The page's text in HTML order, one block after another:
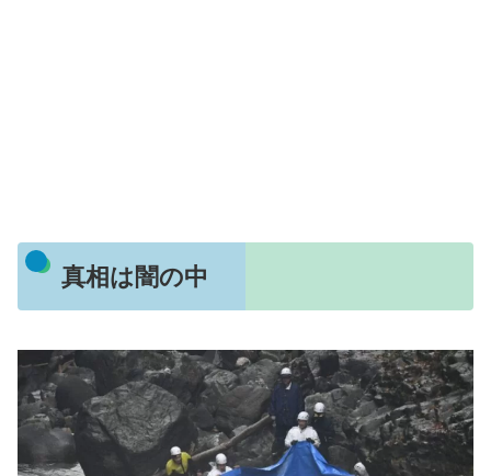
真相は闇の中